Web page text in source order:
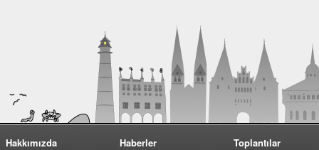
Hakkımızda
Haberler
Toplantılar